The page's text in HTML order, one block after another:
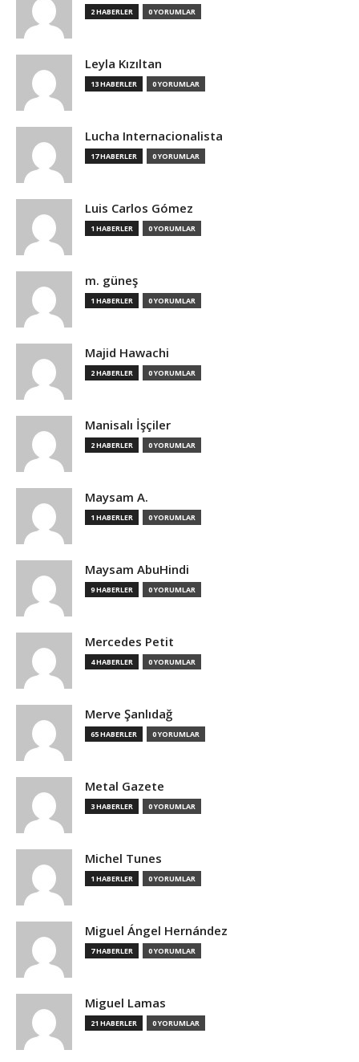
2 HABERLER 0 YORUMLAR
Leyla Kızıltan
13 HABERLER 0 YORUMLAR
Lucha Internacionalista
17 HABERLER 0 YORUMLAR
Luis Carlos Gómez
1 HABERLER 0 YORUMLAR
m. güneş
1 HABERLER 0 YORUMLAR
Majid Hawachi
2 HABERLER 0 YORUMLAR
Manisalı İşçiler
2 HABERLER 0 YORUMLAR
Maysam A.
1 HABERLER 0 YORUMLAR
Maysam AbuHindi
9 HABERLER 0 YORUMLAR
Mercedes Petit
4 HABERLER 0 YORUMLAR
Merve Şanlıdağ
65 HABERLER 0 YORUMLAR
Metal Gazete
3 HABERLER 0 YORUMLAR
Michel Tunes
1 HABERLER 0 YORUMLAR
Miguel Ángel Hernández
7 HABERLER 0 YORUMLAR
Miguel Lamas
21 HABERLER 0 YORUMLAR